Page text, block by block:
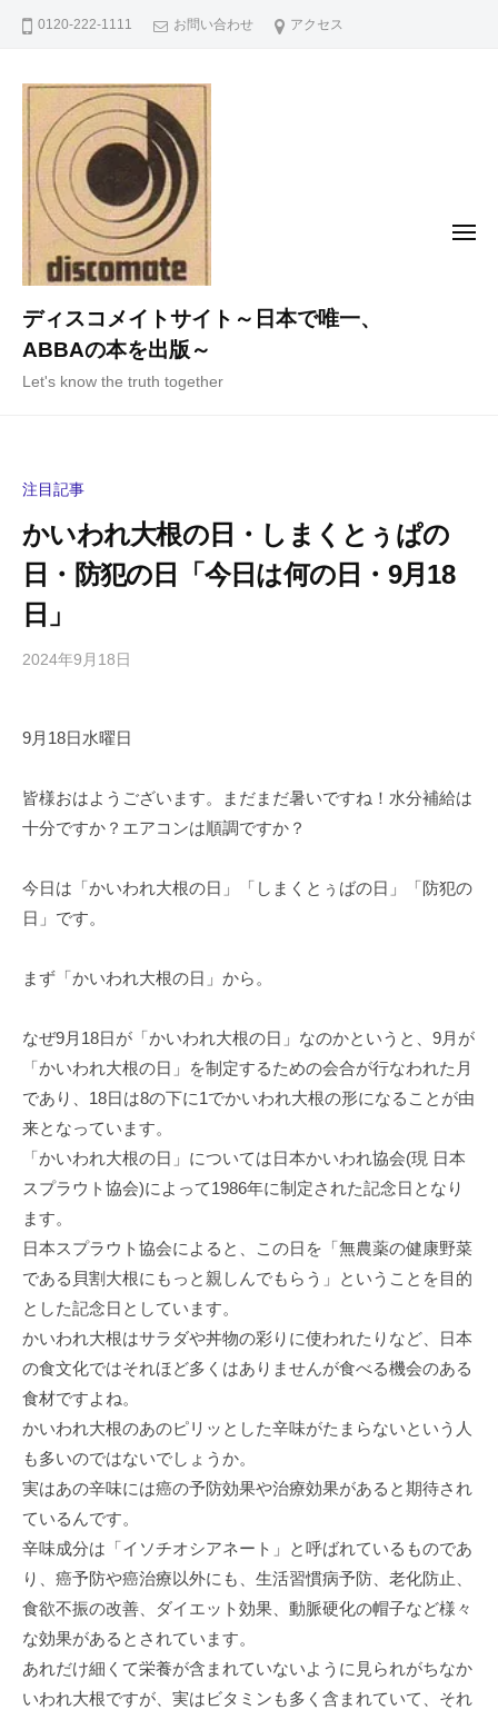
0120-222-1111 お問い合わせ アクセス
ディスコメイトサイト～日本で唯一、
ABBAの本を出版～
Let's know the truth together
メ
注目記事
かいわれ大根の日・しまくとぅぱの
日・防犯の日「今日は何の日・9月18
日」
2024年9月18日
a
s
y
a
メ
ン
9月18日水曜日
皆様おはようございます。まだまだ暑いですね！水分補給は
十分ですか？エアコンは順調ですか？
今日は「かいわれ大根の日」「しまくとぅばの日」「防犯の
日」です。
まず「かいわれ大根の日」から。
なぜ9月18日が「かいわれ大根の日」なのかというと、9月が
「かいわれ大根の日」を制定するための会合が行なわれた月
であり、18日は8の下に1でかいわれ大根の形になることが由
来となっています。
「かいわれ大根の日」については日本かいわれ協会(現 日本
スプラウト協会)によって1986年に制定された記念日となり
ます。
日本スプラウト協会によると、この日を「無農薬の健康野菜
である貝割大根にもっと親しんでもらう」ということを目的
とした記念日としています。
かいわれ大根はサラダや丼物の彩りに使われたりなど、日本
の食文化ではそれほど多くはありませんが食べる機会のある
食材ですよね。
かいわれ大根のあのピリッとした辛味がたまらないという人
も多いのではないでしょうか。
実はあの辛味には癌の予防効果や治療効果があると期待され
ているんです。
辛味成分は「イソチオシアネート」と呼ばれているものであ
り、癌予防や癌治療以外にも、生活習慣病予防、老化防止、
食欲不振の改善、ダイエット効果、動脈硬化の帽子など様々
な効果があるとされています。
あれだけ細くて栄養が含まれていないように見られがちなか
いわれ大根ですが、実はビタミンも多く含まれていて、それ